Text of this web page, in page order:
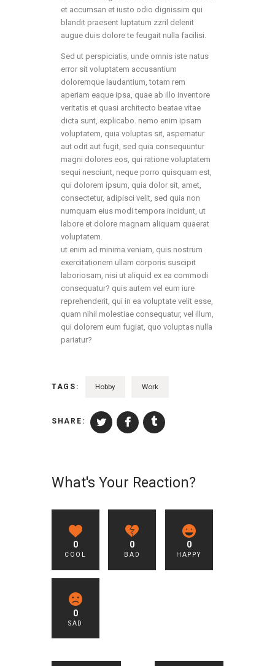
et accumsan et iusto odio dignissim qui
blandit praesent luptatum zzril delenit
augue duis dolore te feugait nulla facilisi.
Sed ut perspiciatis, unde omnis iste natus
error sit voluptatem accusantium
doloremque laudantium, totam rem
aperiam eaque ipsa, quae ab illo inventore
veritatis et quasi architecto beatae vitae
dicta sunt, explicabo. nemo enim ipsam
voluptatem, quia voluptas sit, aspernatur
aut odit aut fugit, sed quia consequuntur
magni dolores eos, qui ratione voluptatem
sequi nesciunt, neque porro quisquam est,
qui dolorem ipsum, quia dolor sit, amet,
consectetur, adipisci velit, sed quia non
numquam eius modi tempora incidunt, ut
labore et dolore magnam aliquam quaerat
voluptatem.
ut enim ad minima veniam, quis nostrum
exercitationem ullam corporis suscipit
laboriosam, nisi ut aliquid ex ea commodi
consequatur? quis autem vel eum iure
reprehenderit, qui in ea voluptate velit esse,
quam nihil molestiae consequatur, vel illum,
qui dolorem eum fugiat, quo voluptas nulla
pariatur?
TAGS: Hobby Work
SHARE:
What's Your Reaction?
0
COOL
0
BAD
0
HAPPY
0
SAD